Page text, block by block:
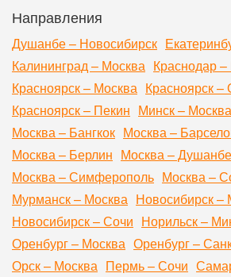
Направления
Душанбе – Новосибирск
Калининград – Москва Краснодар
Красноярск – Москва Красноярск
Красноярск – Пекин Минск – Москва
Москва – Бангкок Москва –
Москва – Берлин Москва – Душанбе
Москва – Симферополь Москва –
Мурманск – Москва Новосибирск –
Новосибирск – Сочи Норильск –
Оренбург – Москва Оренбург –
Орск – Москва Пермь – Сочи